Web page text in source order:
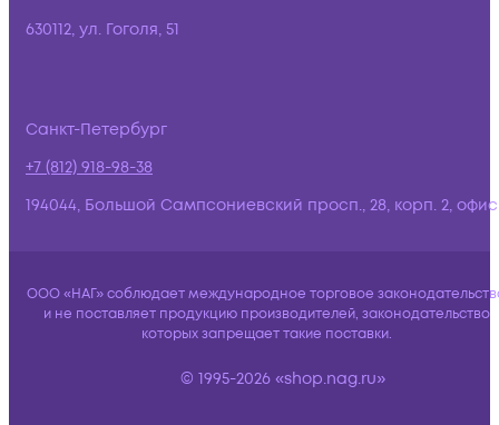
630112, ул. Гоголя, 51
Санкт-Петербург
+7 (812) 918-98-38
194044, Большой Сампсониевский просп., 28, корп. 2,
ООО «НАГ» соблюдает международное торговое
и не поставляет продукцию производителей, законодательство
которых запрещает такие поставки.
© 1995-2026 «shop.nag.ru»